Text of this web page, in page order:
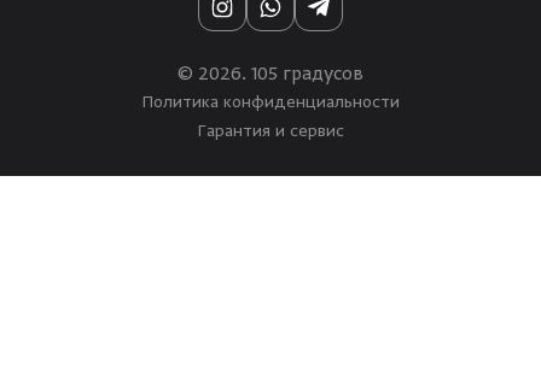
InstagramWhatsAppTelegram
© 2026. 105 градусов
Политика конфиденциальности
Гарантия и сервис